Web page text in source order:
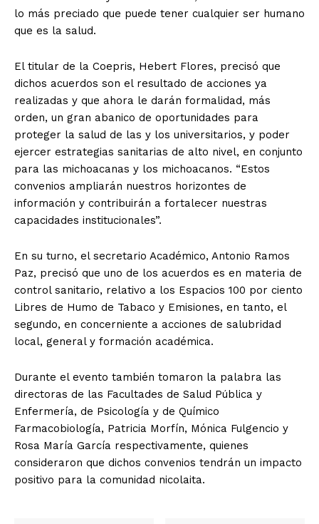
lo más preciado que puede tener cualquier ser humano
que es la salud.
El titular de la Coepris, Hebert Flores, precisó que
dichos acuerdos son el resultado de acciones ya
realizadas y que ahora le darán formalidad, más
orden, un gran abanico de oportunidades para
proteger la salud de las y los universitarios, y poder
ejercer estrategias sanitarias de alto nivel, en conjunto
para las michoacanas y los michoacanos. “Estos
convenios ampliarán nuestros horizontes de
información y contribuirán a fortalecer nuestras
capacidades institucionales”.
En su turno, el secretario Académico, Antonio Ramos
Paz, precisó que uno de los acuerdos es en materia de
control sanitario, relativo a los Espacios 100 por ciento
Libres de Humo de Tabaco y Emisiones, en tanto, el
segundo, en concerniente a acciones de salubridad
local, general y formación académica.
Durante el evento también tomaron la palabra las
directoras de las Facultades de Salud Pública y
Enfermería, de Psicología y de Químico
Farmacobiología, Patricia Morfín, Mónica Fulgencio y
Rosa María García respectivamente, quienes
consideraron que dichos convenios tendrán un impacto
positivo para la comunidad nicolaita.